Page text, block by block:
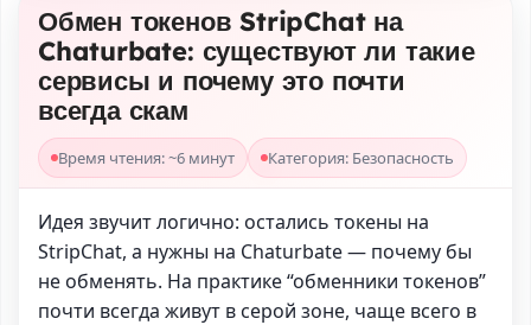
Обмен токенов StripChat на
Chaturbate: существуют ли такие
сервисы и почему это почти
всегда скам
Время чтения: ~6 минут Категория: Безопасность
Идея звучит логично: остались токены на
StripChat, а нужны на Chaturbate — почему бы
не обменять. На практике “обменники токенов”
почти всегда живут в серой зоне, чаще всего в